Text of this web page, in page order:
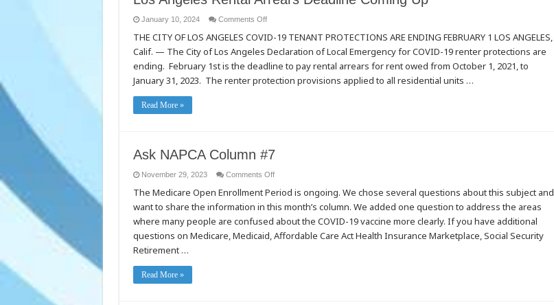
January 10, 2024 Comments Offon
Angeles
Rental
Arrears
Coming
Up
THE CITY OF LOS ANGELES COVID-19 TENANT PROTECTIONS ARE ENDING FEBRUARY 1 LOS ANGELES,
Calif. — The City of Los Angeles Declaration of Local Emergency for COVID-19 renter protections are
ending. February 1st is the deadline to pay rental arrears for rent owed from October 1, 2021, to
January 31, 2023. The renter protection provisions applied to all residential units …
Read More »
Ask NAPCA Column #7
November 29, 2023 Comments Offon
NAPCA
Column
#7
The Medicare Open Enrollment Period is ongoing. We chose several questions about this subject and
want to share the information in this month’s column. We added one question to address the areas
where many people are confused about the COVID-19 vaccine more clearly. If you have additional
questions on Medicare, Medicaid, Affordable Care Act Health Insurance Marketplace, Social Security
Retirement …
Read More »